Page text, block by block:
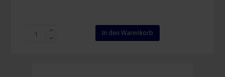
Augendusche
In den Warenkorb